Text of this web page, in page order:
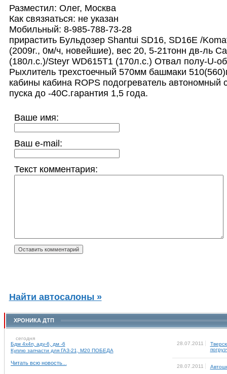
Разместил: Олег, Москва
Как связяаться: не указан
Мобильный: 8-985-788-73-28
прирастить Бульдозер Shantui SD16, SD16E /
(2009г., 0м/ч, новейшие), вес 20, 5-21тонн дв-ль
(180л.с.)/Steyr WD615T1 (170л.с.) Отвал полу-U-
Рыхлитель трехстоечный 570мм башмаки
кабины кабина ROPS подогреватель автономный
пуска до -40С.гарантия 1,5 года.
Ваше имя:
Ваш e-mail:
Текст комментария:
Найти автосалоны »
ХРОНИКА ДТП
сегодня
Бдм 4х4п, аду-6, дм -6
Куплю запчасти для ГАЗ-21, М20 ПОБЕДА
Читать всю новость...
28.07.2011
28.07.2011